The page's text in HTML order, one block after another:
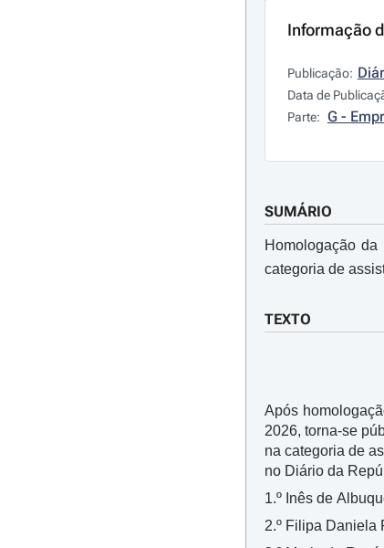
Informação
Publicação:
Data de
Parte: G -
SUMÁRIO
Homologação
categoria de
TEXTO
Após
2026, torna-se
na categoria de
no Diário da
1.º Inês de
2.º Filipa Daniela